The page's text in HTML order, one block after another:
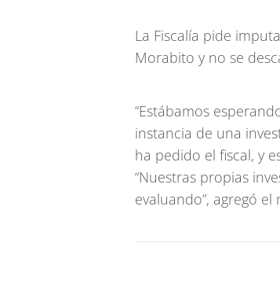
La Fiscalía pide
Morabito y no se
“Estábamos
instancia de una
ha pedido el fiscal, y
“Nuestras propias
evaluando”, agregó el